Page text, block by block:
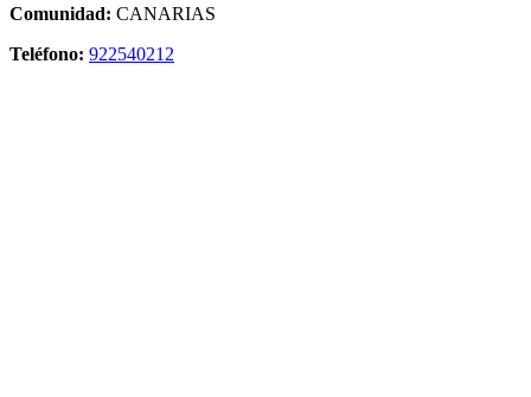
Comunidad: CANARIAS
Teléfono: 922540212